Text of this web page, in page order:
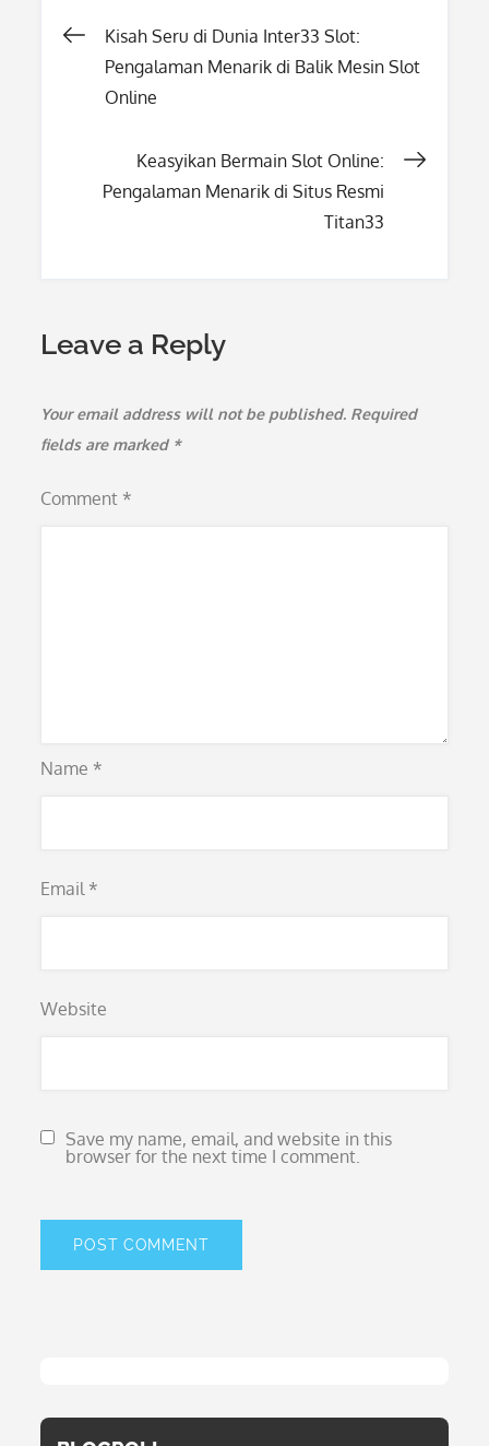
Post
navigation
Kisah Seru di Dunia Inter33 Slot:
Pengalaman Menarik di Balik Mesin Slot
Online
Keasyikan Bermain Slot Online:
Pengalaman Menarik di Situs Resmi
Titan33
Leave a Reply
Your email address will not be published. Required
fields are marked *
Comment *
Name *
Email *
Website
Save my name, email, and website in this
browser for the next time I comment.